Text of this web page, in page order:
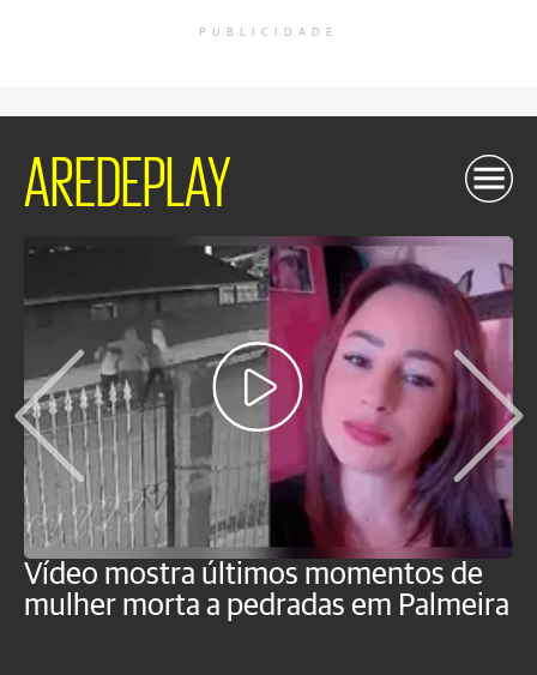
PUBLICIDADE
AREDEPLAY
Vídeo mostra últimos momentos de
mulher morta a pedradas em Palmeira